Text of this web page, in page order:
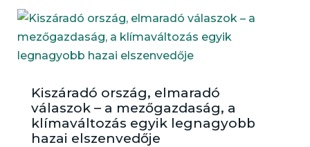
Kiszáradó ország, elmaradó
válaszok – a mezőgazdaság, a
klímaváltozás egyik legnagyobb
hazai elszenvedője